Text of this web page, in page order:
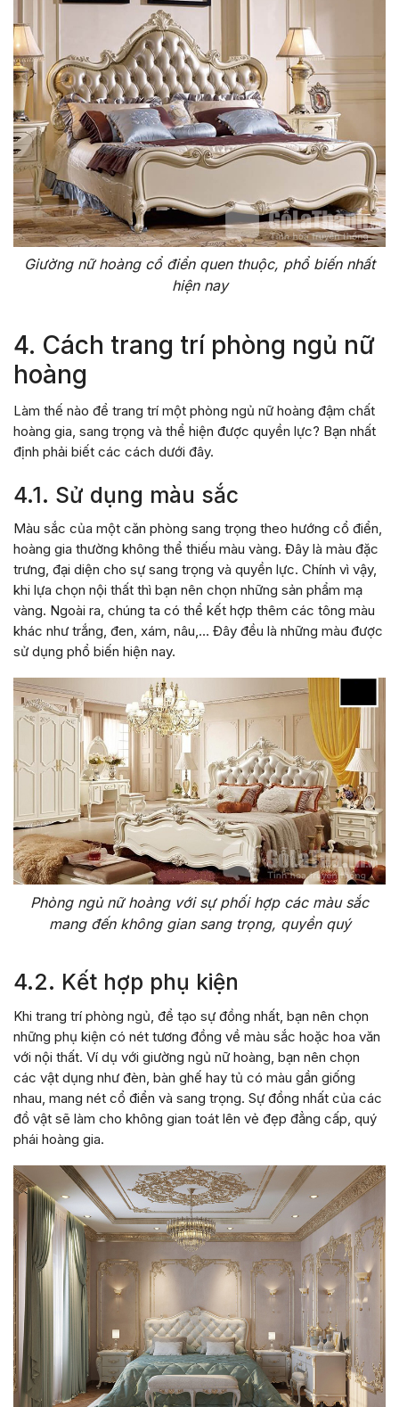
Giường nữ hoàng cổ điển quen thuộc, phổ biến nhất
hiện nay
4. Cách trang trí phòng ngủ nữ
hoàng
Làm thế nào để trang trí một phòng ngủ nữ hoàng đậm chất
hoàng gia, sang trọng và thể hiện được quyền lực? Bạn nhất
định phải biết các cách dưới đây.
4.1. Sử dụng màu sắc
Màu sắc của một căn phòng sang trọng theo hướng cổ điển,
hoàng gia thường không thể thiếu màu vàng. Đây là màu đặc
trưng, đại diện cho sự sang trọng và quyền lực. Chính vì vậy,
khi lựa chọn nội thất thì bạn nên chọn những sản phẩm mạ
vàng. Ngoài ra, chúng ta có thể kết hợp thêm các tông màu
khác như trắng, đen, xám, nâu,… Đây đều là những màu được
sử dụng phổ biến hiện nay.
Phòng ngủ nữ hoàng với sự phối hợp các màu sắc
mang đến không gian sang trọng, quyền quý
4.2. Kết hợp phụ kiện
Khi trang trí phòng ngủ, để tạo sự đồng nhất, bạn nên chọn
những phụ kiện có nét tương đồng về màu sắc hoặc hoa văn
với nội thất. Ví dụ với giường ngủ nữ hoàng, bạn nên chọn
các vật dụng như đèn, bàn ghế hay tủ có màu gần giống
nhau, mang nét cổ điển và sang trọng. Sự đồng nhất của các
đồ vật sẽ làm cho không gian toát lên vẻ đẹp đẳng cấp, quý
phái hoàng gia.